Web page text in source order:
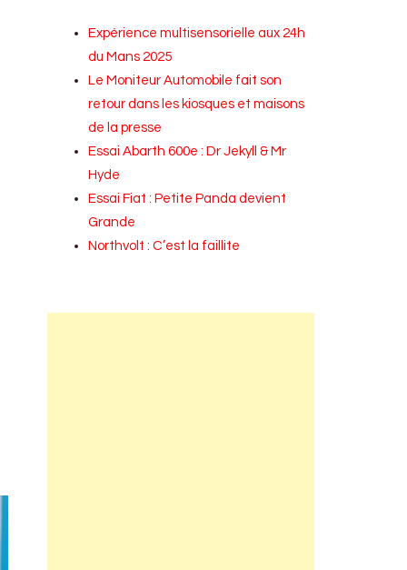
Expérience multisensorielle aux 24h
du Mans 2025
Le Moniteur Automobile fait son
retour dans les kiosques et maisons
de la presse
Essai Abarth 600e : Dr Jekyll & Mr
Hyde
Essai Fiat : Petite Panda devient
Grande
Northvolt : C’est la faillite